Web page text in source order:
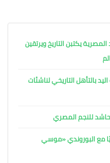
يكتبن التاريخ ويرتقين
بالتأهل التاريخي لناشئات
للنجم المصري
مع البوروندي «موسي